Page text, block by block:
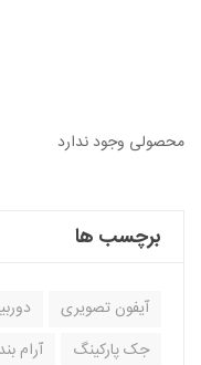
محصولی وجود ندارد
برچسب ها
آیفون تصویری
جک پارکینگ
آرام بند